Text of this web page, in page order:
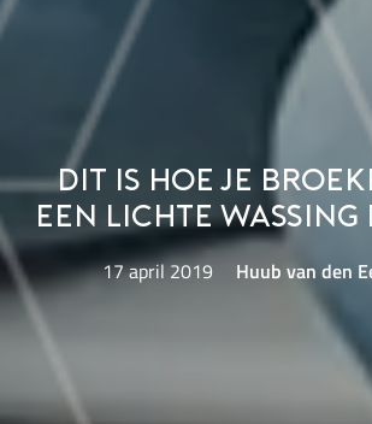
Dit is hoe je
een lichte
17 april 2019 Huub van den